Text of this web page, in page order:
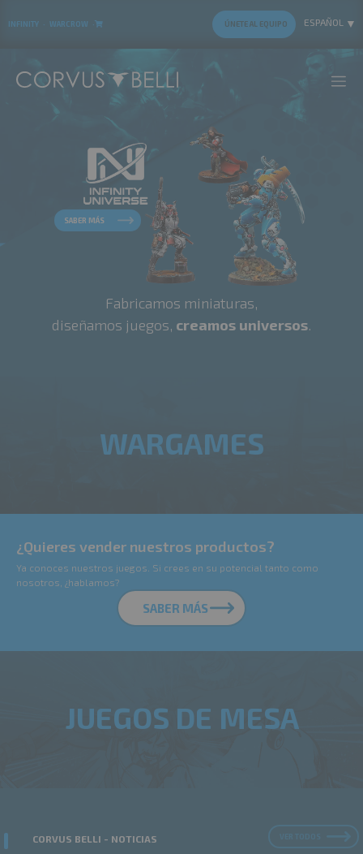
ESPAÑOL
ÚNETE AL EQUIPO
INFINITY · WARCROW ·
SABER MÁS
SABER MÁS
Fabricamos miniaturas,
diseñamos juegos, creamos universos.
WARGAMES
¿Quieres vender nuestros productos?
Ya conoces nuestros juegos. Si crees en su potencial tanto como
nosotros, ¿hablamos?
SABER MÁS
JUEGOS DE MESA
CORVUS BELLI - NOTICIAS